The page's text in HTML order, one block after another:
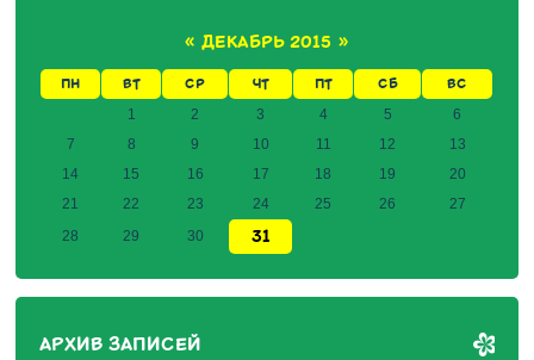
« ДЕКАБРЬ 2015 »
ПН ВТ СР ЧТ ПТ СБ ВС
1 2 3 4 5
6
7
8 9 10 11 12
13
14
15 16 17 18 19
20
21
22 23 24 25 26
27
28
29 30 31
АРХИВ ЗАПИСЕЙ